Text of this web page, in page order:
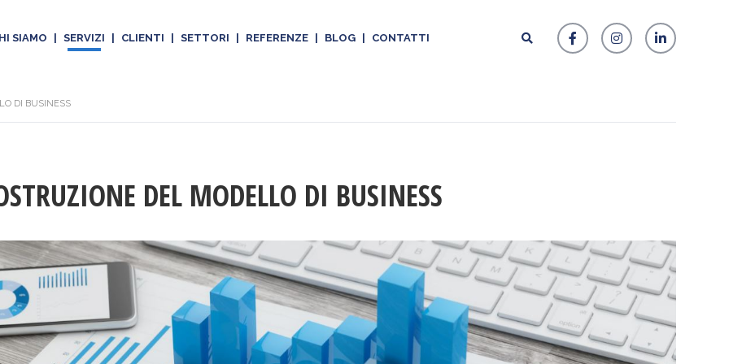
SIAMO SERVIZI CLIENTI SETTORI REFERENZE BLOG CONTATTI
DI BUSINESS
DEL MODELLO DI BUSINESS